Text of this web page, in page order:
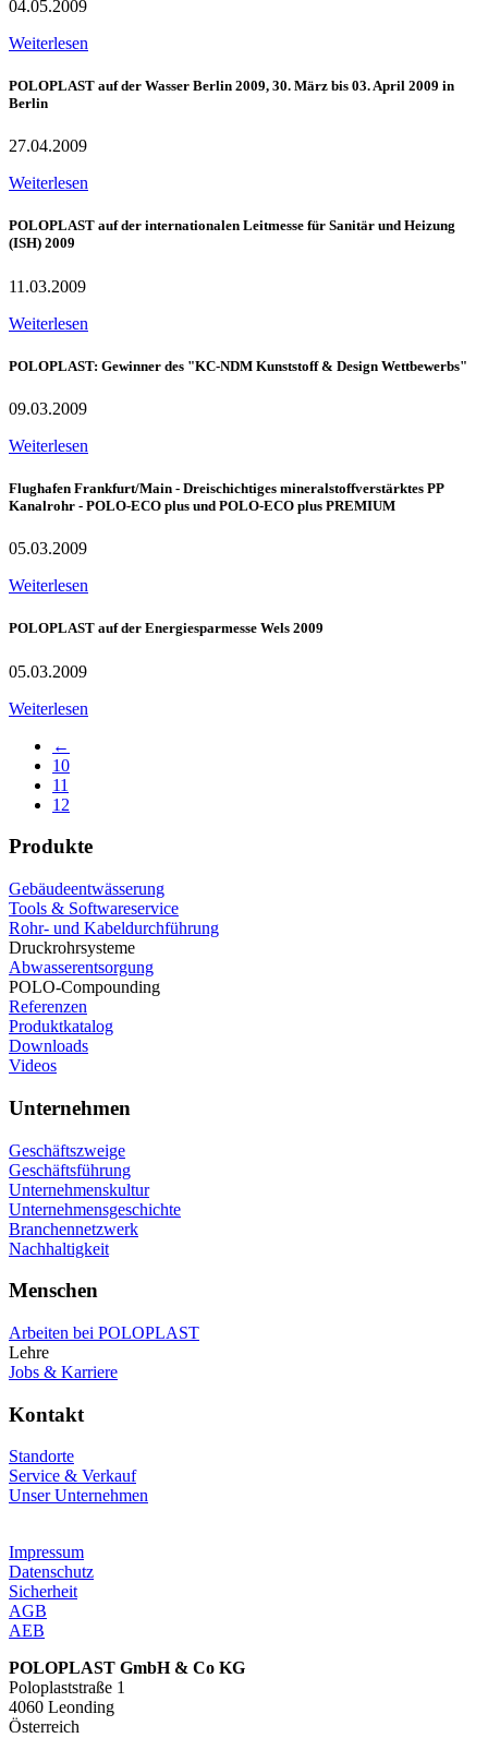
04.05.2009
Weiterlesen
POLOPLAST auf der Wasser Berlin 2009, 30. März bis 03. April 2009 in
Berlin
27.04.2009
Weiterlesen
POLOPLAST auf der internationalen Leitmesse für Sanitär und Heizung
(ISH) 2009
11.03.2009
Weiterlesen
POLOPLAST: Gewinner des "KC-NDM Kunststoff & Design Wettbewerbs"
09.03.2009
Weiterlesen
Flughafen Frankfurt/Main - Dreischichtiges mineralstoffverstärktes PP
Kanalrohr - POLO-ECO plus und POLO-ECO plus PREMIUM
05.03.2009
Weiterlesen
POLOPLAST auf der Energiesparmesse Wels 2009
05.03.2009
Weiterlesen
←
10
11
12
Produkte
Gebäudeentwässerung
Tools & Softwareservice
Rohr- und Kabeldurchführung
Druckrohrsysteme
Abwasserentsorgung
POLO-Compounding
Referenzen
Produktkatalog
Downloads
Videos
Unternehmen
Geschäftszweige
Geschäftsführung
Unternehmenskultur
Unternehmensgeschichte
Branchennetzwerk
Nachhaltigkeit
Menschen
Arbeiten bei POLOPLAST
Lehre
Jobs & Karriere
Kontakt
Standorte
Service & Verkauf
Unser Unternehmen
Impressum
Datenschutz
Sicherheit
AGB
AEB
POLOPLAST GmbH & Co KG
Poloplaststraße 1
4060 Leonding
Österreich